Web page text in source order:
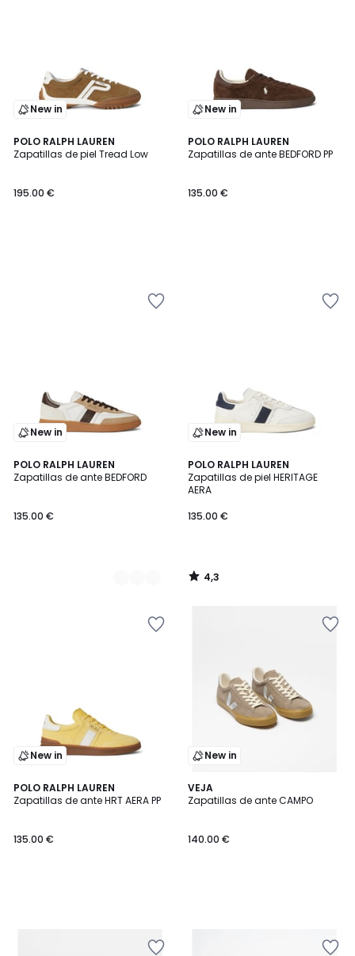
New in
POLO RALPH LAUREN
Zapatillas de piel Tread Low
195.00 €
New in
POLO RALPH LAUREN
Zapatillas de ante BEDFORD PP
135.00 €
New in
POLO RALPH LAUREN
Zapatillas de ante BEDFORD
135.00 €
2
Colores
New in
POLO RALPH LAUREN
Zapatillas de piel HERITAGE
AERA
135.00 €
4,3
/ 5
4,3
/
New in
POLO RALPH LAUREN
Zapatillas de ante HRT AERA PP
135.00 €
New in
VEJA
Zapatillas de ante CAMPO
140.00 €